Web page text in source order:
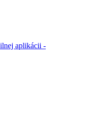
aplikácii -